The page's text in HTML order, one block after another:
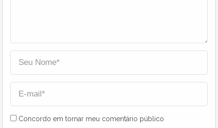
Concordo em tornar meu comentário público